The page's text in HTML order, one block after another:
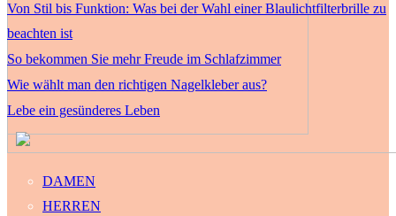
Von Stil bis Funktion: Was bei der Wahl einer Blaulichtfilterbrille zu
beachten ist
So bekommen Sie mehr Freude im Schlafzimmer
Wie wählt man den richtigen Nagelkleber aus?
Lebe ein gesünderes Leben
DAMEN
HERREN